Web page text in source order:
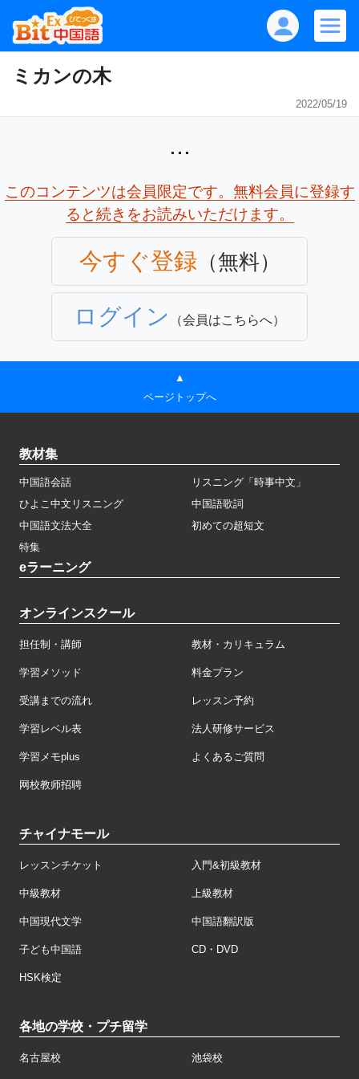
ミカンの木
2022/05/19
...
このコンテンツは会員限定です。無料会員に登録す
ると続きをお読みいただけます。
今すぐ登録 （無料）
ログイン （会員はこちらへ）
▲
ページトップへ
教材集
中国語会話
リスニング「時事中文」
ひよこ中文リスニング
中国語歌詞
中国語文法大全
初めての超短文
特集
eラーニング
オンラインスクール
担任制・講師 教材・カリキュラム
学習メソッド 料金プラン
受講までの流れ レッスン予約
学習レベル表 法人研修サービス
学習メモplus よくあるご質問
网校教师招聘
チャイナモール
レッスンチケット 入門&初級教材
中級教材 上級教材
中国現代文学 中国語翻訳版
子ども中国語 CD・DVD
HSK検定
各地の学校・プチ留学
名古屋校 池袋校